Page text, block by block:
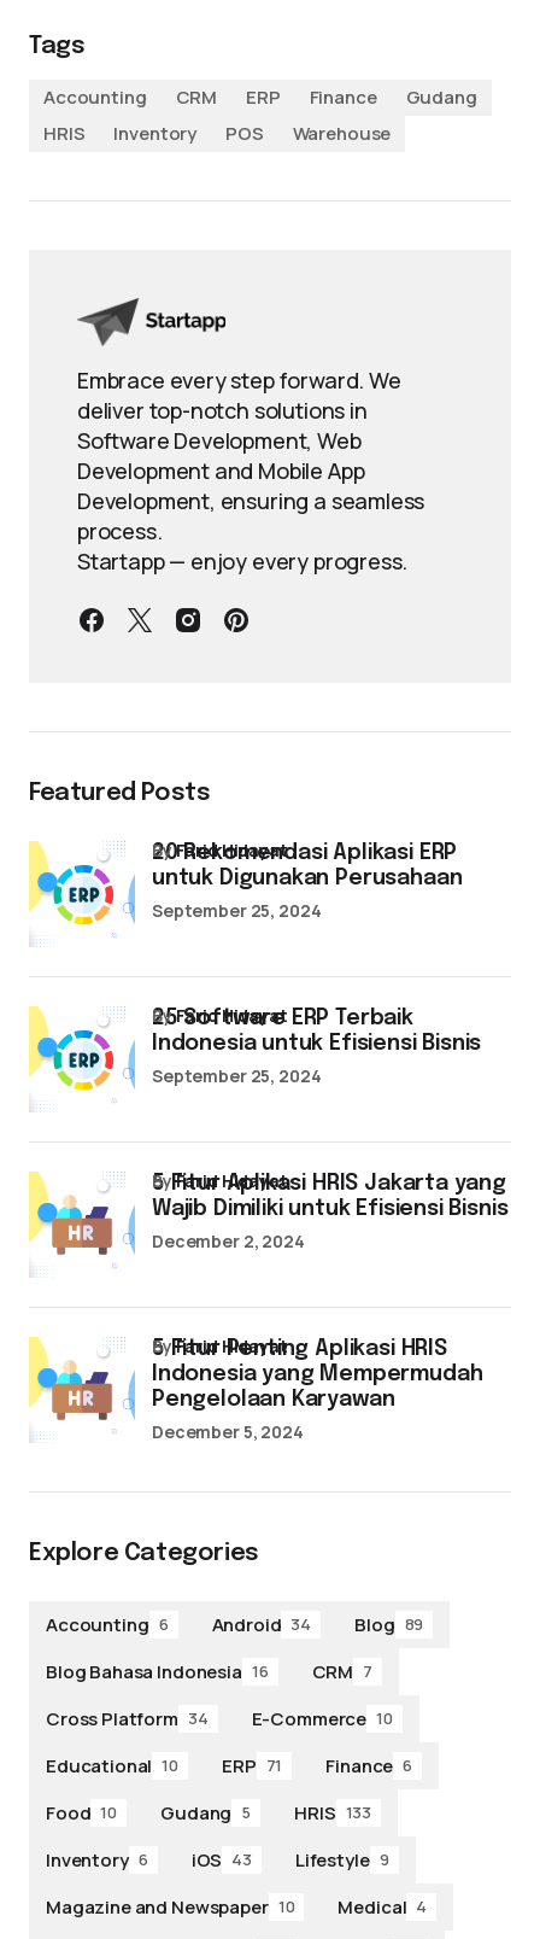
Tags
Accounting
CRM ERP Finance
Gudang
HRIS
Inventory POS Warehouse
Embrace every step forward. We
deliver top-notch solutions in
Software Development, Web
Development and Mobile App
Development, ensuring a seamless
process.
Startapp — enjoy every progress.
Featured Posts
20 Rekomendasi Aplikasi ERP
untuk Digunakan Perusahaan
byFarid Hidayat
September 25, 2024
25 Software ERP Terbaik
Indonesia untuk Efisiensi Bisnis
byFarid Hidayat
September 25, 2024
5 Fitur Aplikasi HRIS Jakarta yang
Wajib Dimiliki untuk Efisiensi Bisnis
byFarid Hidayat
December 2, 2024
5 Fitur Penting Aplikasi HRIS
Indonesia yang Mempermudah
Pengelolaan Karyawan
byFarid Hidayat
December 5, 2024
Explore Categories
Accounting 6 Android 34 Blog 89
Blog Bahasa Indonesia 16 CRM 7
Cross Platform 34 E-Commerce 10
Educational 10 ERP 71 Finance 6
Food 10 Gudang 5 HRIS 133
Inventory 6 iOS 43 Lifestyle 9
Magazine and Newspaper 10 Medical 4